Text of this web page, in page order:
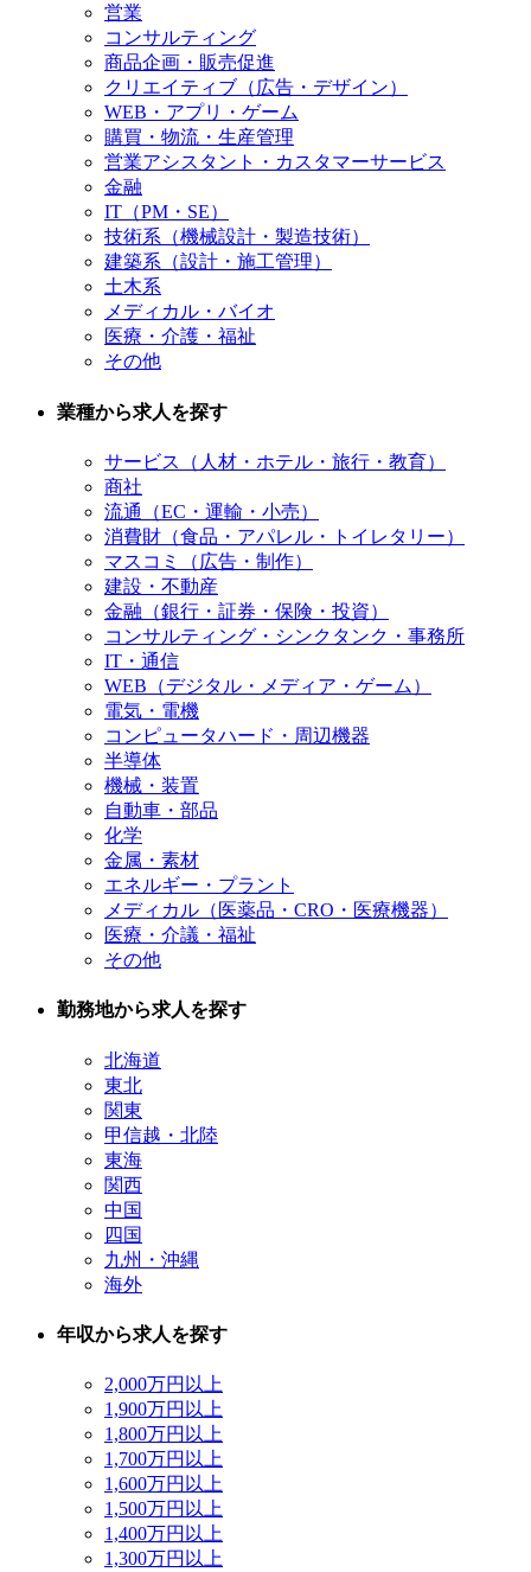
営業
コンサルティング
商品企画・販売促進
クリエイティブ（広告・デザイン）
WEB・アプリ・ゲーム
購買・物流・生産管理
営業アシスタント・カスタマーサービス
金融
IT（PM・SE）
技術系（機械設計・製造技術）
建築系（設計・施工管理）
土木系
メディカル・バイオ
医療・介護・福祉
その他
業種から求人を探す
サービス（人材・ホテル・旅行・教育）
商社
流通（EC・運輸・小売）
消費財（食品・アパレル・トイレタリー）
マスコミ（広告・制作）
建設・不動産
金融（銀行・証券・保険・投資）
コンサルティング・シンクタンク・事務所
IT・通信
WEB（デジタル・メディア・ゲーム）
電気・電機
コンピュータハード・周辺機器
半導体
機械・装置
自動車・部品
化学
金属・素材
エネルギー・プラント
メディカル（医薬品・CRO・医療機器）
医療・介議・福祉
その他
勤務地から求人を探す
北海道
東北
関東
甲信越・北陸
東海
関西
中国
四国
九州・沖縄
海外
年収から求人を探す
2,000万円以上
1,900万円以上
1,800万円以上
1,700万円以上
1,600万円以上
1,500万円以上
1,400万円以上
1,300万円以上